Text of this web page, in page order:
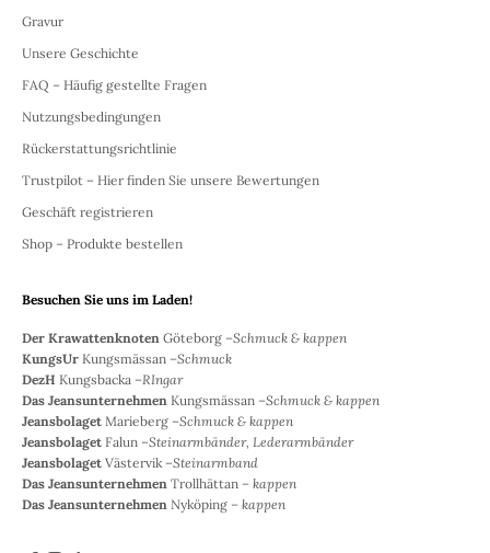
Gravur
Unsere Geschichte
FAQ – Häufig gestellte Fragen
Nutzungsbedingungen
Rückerstattungsrichtlinie
Trustpilot – Hier finden Sie unsere Bewertungen
Geschäft registrieren
Shop – Produkte bestellen
Besuchen Sie uns im Laden!
Der Krawattenknoten Göteborg –Schmuck & kappen
KungsUr Kungsmässan –Schmuck
DezH Kungsbacka –RIngar
Das Jeansunternehmen Kungsmässan –Schmuck & kappen
Jeansbolaget Marieberg –Schmuck & kappen
Jeansbolaget Falun –Steinarmbänder, Lederarmbänder
Jeansbolaget Västervik –Steinarmband
Das Jeansunternehmen Trollhättan – kappen
Das Jeansunternehmen Nyköping – kappen